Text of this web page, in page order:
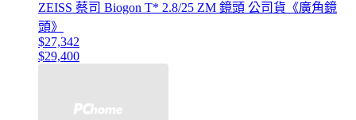
ZEISS 蔡司 Biogon T* 2.8/25 ZM 鏡頭 公司貨《廣角鏡
頭》
$27,342
$29,400